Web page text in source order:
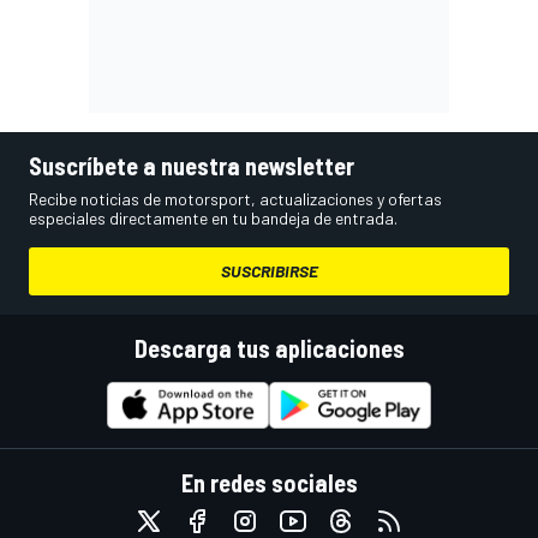
Suscríbete a nuestra newsletter
Recibe noticias de motorsport, actualizaciones y ofertas
especiales directamente en tu bandeja de entrada.
SUSCRIBIRSE
Descarga tus aplicaciones
En redes sociales